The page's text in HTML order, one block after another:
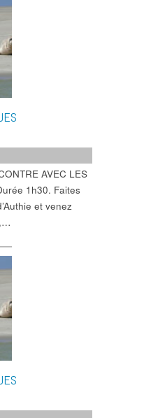
AVEC LES
1h30. Faites
et venez